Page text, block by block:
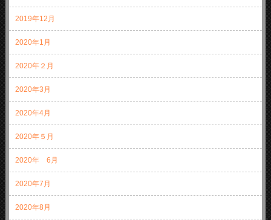
2019年12月
2020年1月
2020年２月
2020年3月
2020年4月
2020年５月
2020年 6月
2020年7月
2020年8月